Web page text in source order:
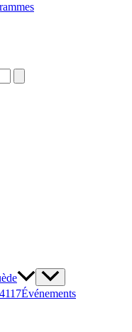
Événements